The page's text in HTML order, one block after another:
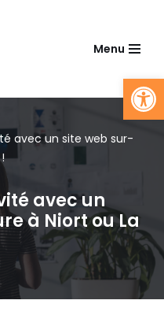
Menu
avec un site web sur-
avec un
à Niort ou La